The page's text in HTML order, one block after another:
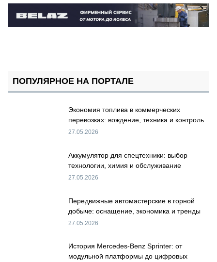
ПОПУЛЯРНОЕ НА ПОРТАЛЕ
Экономия топлива в коммерческих
перевозках: вождение, техника и контроль
27.05.2026
Аккумулятор для спецтехники: выбор
технологии, химия и обслуживание
27.05.2026
Передвижные автомастерские в горной
добыче: оснащение, экономика и тренды
27.05.2026
История Mercedes-Benz Sprinter: от
модульной платформы до цифровых